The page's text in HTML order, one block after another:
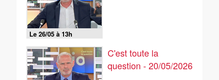
Le 26/05 à 13h
C'est toute la
question - 20/05/2026